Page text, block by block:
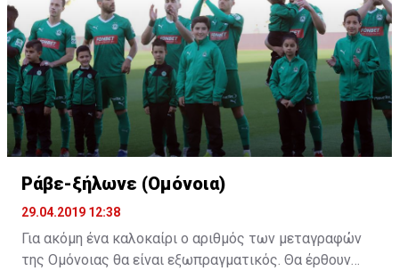
Ράβε-ξήλωνε (Ομόνοια)
29.04.2019 12:38
Για ακόμη ένα καλοκαίρι ο αριθμός των μεταγραφών
της Ομόνοιας θα είναι εξωπραγματικός. Θα έρθουν